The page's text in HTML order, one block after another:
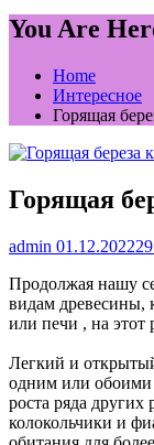
You Are
Home
Интересное
Горящая
Горящая
admin 01.12.2022
Продолжая нашу
видам древесины,
или печи , на этот
Легкий и
одним или обоими
роста ряда
колокольчики и